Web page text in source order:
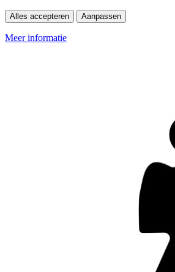
Alles accepteren Aanpassen
Meer informatie